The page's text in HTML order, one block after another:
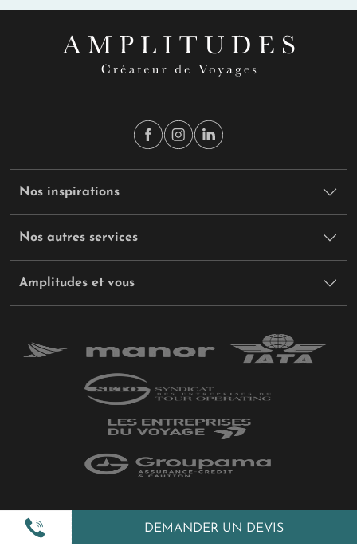
DEMANDER UN DEVIS
Nos inspirations
Nos autres services
Amplitudes et vous
Plan du site
Politique de confidentialité